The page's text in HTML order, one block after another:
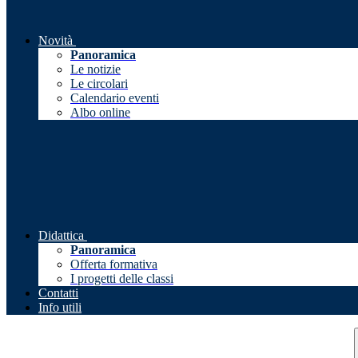
Novità
Panoramica
Le notizie
Le circolari
Calendario eventi
Albo online
Didattica
Panoramica
Offerta formativa
I progetti delle classi
Contatti
Info utili